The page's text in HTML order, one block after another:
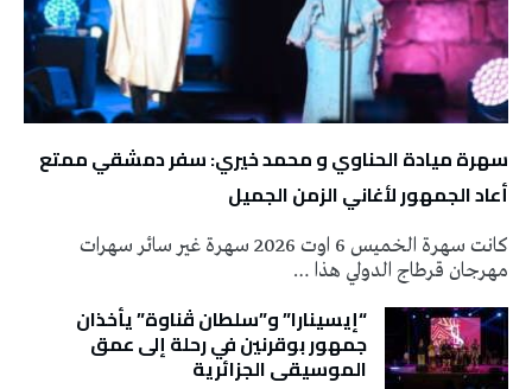
سهرة ميادة الحناوي و محمد خيري: سفر دمشقي ممتع
أعاد الجمهور لأغاني الزمن الجميل
كانت سهرة الخميس 6 اوت 2026 سهرة غير سائر سهرات
مهرجان قرطاج الدولي هذا …
“إيسينارا” و”سلطان ڤناوة” يأخذان
جمهور بوقرنين في رحلة إلى عمق
الموسيقى الجزائرية